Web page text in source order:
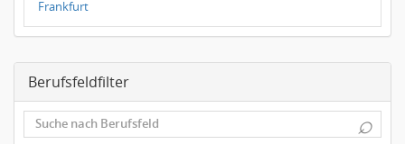
Frankfurt
Dresden
Leipzig
Dortmund
Wuppertal
Berufsfeldfilter
⌕